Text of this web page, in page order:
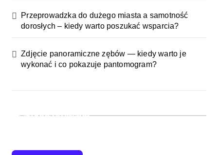
Przeprowadzka do dużego miasta a samotność
dorosłych – kiedy warto poszukać wsparcia?
Zdjęcie panoramiczne zębów — kiedy warto je
wykonać i co pokazuje pantomogram?
Sponsorowane